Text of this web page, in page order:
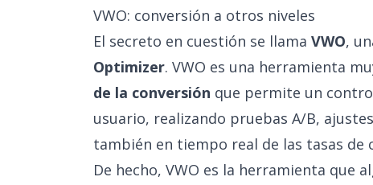
VWO: conversión a otros niveles
El secreto en cuestión se llama VWO,
Optimizer. VWO es una herramienta
de la conversión que permite un
usuario, realizando pruebas A/B,
también en tiempo real de las tasas de
De hecho, VWO es la herramienta que